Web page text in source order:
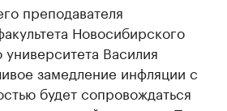
преподавателя
Новосибирского
университета Василия
замедление инфляции с
будет сопровождаться